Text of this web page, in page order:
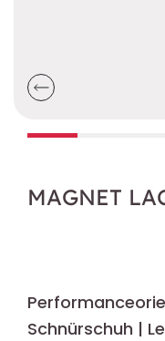
MAGNET
Schnürschuh |